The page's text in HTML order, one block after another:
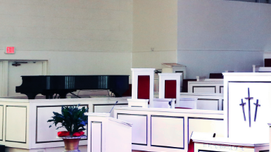
CDi 2|1200
CDi 4|1200
CDi 2|600BL
CDi 2|1200BL
CDi 4|1200BL
CDi 6000 CTD-4125
CTD-8125
ComTech DriveCore Series
CT 475
CT 4150
CT 875
CT 8150
DCi DriveCore SeriesDriveCore Install Analog Series
DCi 2|300
DCi 2|600
DCi 4|300
DCi 4|600
DriveCore Install DA 系列
DCi 4|300DA
DCi 8|300DA
DCi 4|600DA
DriveCore Install Network Series
DCi 2|300N
DCi 2|600N
I-Tech HD 系列I-Tech 4x3500HD
I-Tech 12000HD
I-Tech 9000HD
VRack VRack 4x3500HD
VRack 12000HD
XLC 系列 XLC 21300
ComTech DriveCore Series
XLC 系列
CDi Series
CNi Series (China Only)
DriveCore Install Network
XLS DriveCore 2 系列
XTi Series (China Only)
XTi 2.5 系列（仅限中国）
XLS 系列（仅限中国）
DriveCore Install DA 系列
DriveCore Install Network
XLC 系列
DSi Series
DSi 2.0 Series
巡演音响 I-Tech HD 系列
VRack
AVB